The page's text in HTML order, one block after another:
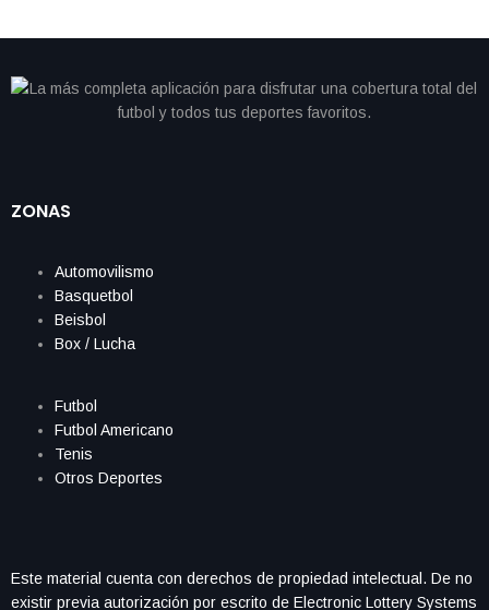
ZONAS
Automovilismo
Basquetbol
Beisbol
Box / Lucha
Futbol
Futbol Americano
Tenis
Otros Deportes
Este material cuenta con derechos de propiedad intelectual. De no
existir previa autorización por escrito de Electronic Lottery Systems